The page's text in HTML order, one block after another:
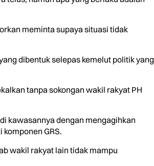
meminta supaya situasi tidak
dibentuk selepas kemelut politik yang
tanpa sokongan wakil rakyat PH
kawasannya dengan mengagihkan
GRS.
wakil rakyat lain tidak mampu